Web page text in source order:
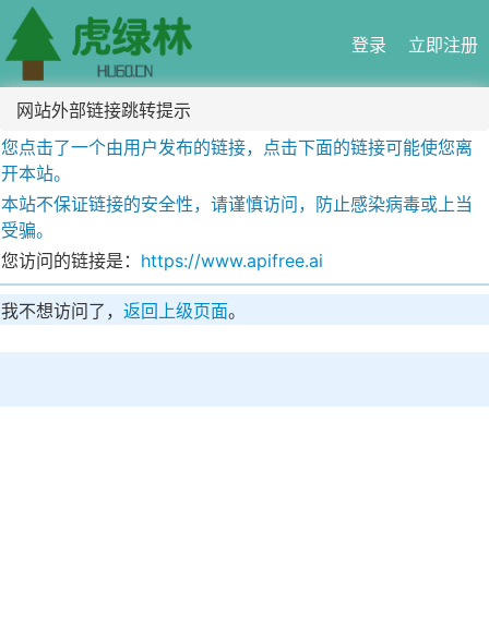
登录 立即注册
网站外部链接跳转提示
您点击了一个由用户发布的链接，点击下面的链接可能使您离
开本站。
本站不保证链接的安全性，请谨慎访问，防止感染病毒或上当
受骗。
您访问的链接是： https://www.apifree.ai
我不想访问了， 返回上级页面。